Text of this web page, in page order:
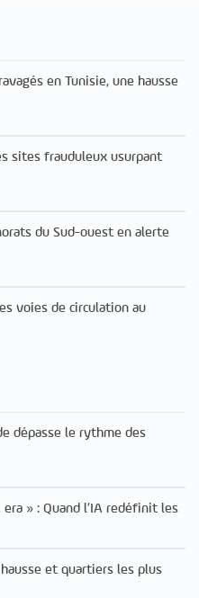
en Tunisie, une hausse
sites frauduleux usurpant
du Sud-ouest en alerte
voies de circulation au
dépasse le rythme des
» : Quand l’IA redéfinit les
et quartiers les plus